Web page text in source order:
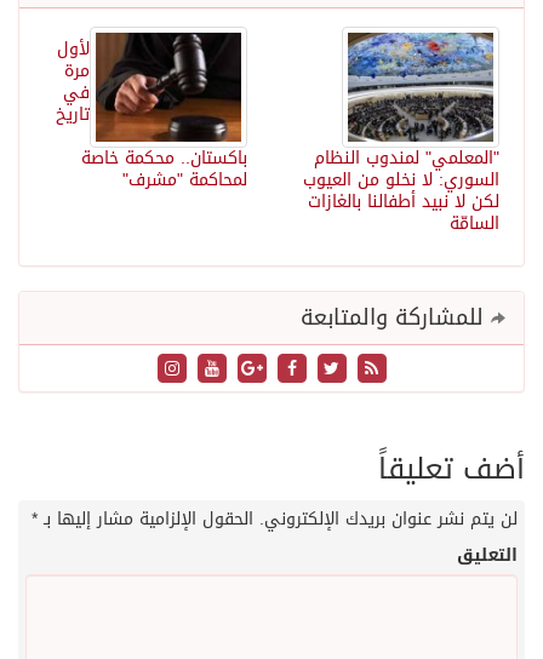
لأول
مرة
في
تاريخ
باكستان.. محكمة خاصة
لمحاكمة "مشرف"
"المعلمي" لمندوب النظام
السوري: لا نخلو من العيوب
لكن لا نبيد أطفالنا بالغازات
السامّة
للمشاركة والمتابعة
أضف تعليقاً
لن يتم نشر عنوان بريدك الإلكتروني. الحقول الإلزامية مشار إليها بـ*
التعليق